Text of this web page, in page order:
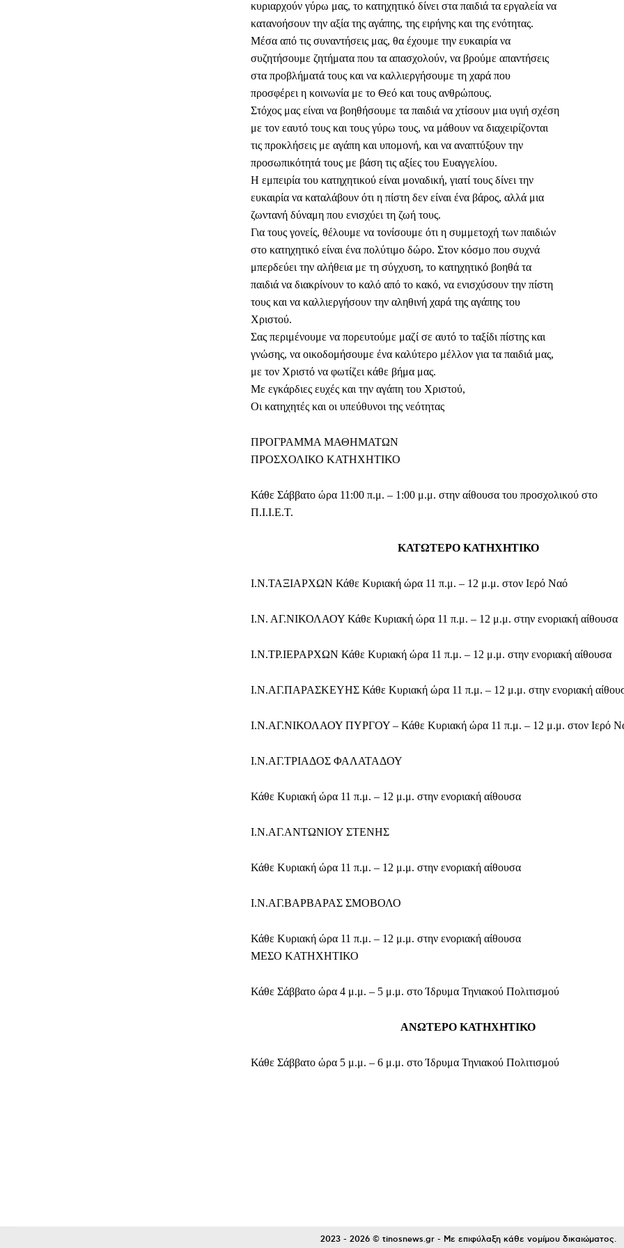
κυριαρχούν γύρω μας, το κατηχητικό δίνει στα παιδιά τα εργαλεία να
κατανοήσουν την αξία της αγάπης, της ειρήνης και της ενότητας.
Μέσα από τις συναντήσεις μας, θα έχουμε την ευκαιρία να
συζητήσουμε ζητήματα που τα απασχολούν, να βρούμε απαντήσεις
στα προβλήματά τους και να καλλιεργήσουμε τη χαρά που
προσφέρει η κοινωνία με το Θεό και τους ανθρώπους.
Στόχος μας είναι να βοηθήσουμε τα παιδιά να χτίσουν μια υγιή σχέση
με τον εαυτό τους και τους γύρω τους, να μάθουν να διαχειρίζονται
τις προκλήσεις με αγάπη και υπομονή, και να αναπτύξουν την
προσωπικότητά τους με βάση τις αξίες του Ευαγγελίου.
Η εμπειρία του κατηχητικού είναι μοναδική, γιατί τους δίνει την
ευκαιρία να καταλάβουν ότι η πίστη δεν είναι ένα βάρος, αλλά μια
ζωντανή δύναμη που ενισχύει τη ζωή τους.
Για τους γονείς, θέλουμε να τονίσουμε ότι η συμμετοχή των παιδιών
στο κατηχητικό είναι ένα πολύτιμο δώρο. Στον κόσμο που συχνά
μπερδεύει την αλήθεια με τη σύγχυση, το κατηχητικό βοηθά τα
παιδιά να διακρίνουν το καλό από το κακό, να ενισχύσουν την πίστη
τους και να καλλιεργήσουν την αληθινή χαρά της αγάπης του
Χριστού.
Σας περιμένουμε να πορευτούμε μαζί σε αυτό το ταξίδι πίστης και
γνώσης, να οικοδομήσουμε ένα καλύτερο μέλλον για τα παιδιά μας,
με τον Χριστό να φωτίζει κάθε βήμα μας.
Με εγκάρδιες ευχές και την αγάπη του Χριστού,
Οι κατηχητές και οι υπεύθυνοι της νεότητας
ΠΡΟΓΡΑΜΜΑ ΜΑΘΗΜΑΤΩΝ
ΠΡΟΣΧΟΛΙΚΟ ΚΑΤΗΧΗΤΙΚΟ
Κάθε Σάββατο ώρα 11:00 π.μ. – 1:00 μ.μ. στην αίθουσα του προσχολικού στο
Π.Ι.Ι.Ε.Τ.
ΚΑΤΩΤΕΡΟ ΚΑΤΗΧΗΤΙΚΟ
Ι.Ν.ΤΑΞΙΑΡΧΩΝ Κάθε Κυριακή ώρα 11 π.μ. – 12 μ.μ. στον Ιερό Ναό
Ι.Ν. ΑΓ.ΝΙΚΟΛΑΟΥ Κάθε Κυριακή ώρα 11 π.μ. – 12 μ.μ. στην ενοριακή αίθουσα
Ι.Ν.ΤΡ.ΙΕΡΑΡΧΩΝ Κάθε Κυριακή ώρα 11 π.μ. – 12 μ.μ. στην ενοριακή αίθουσα
Ι.Ν.ΑΓ.ΠΑΡΑΣΚΕΥΗΣ Κάθε Κυριακή ώρα 11 π.μ. – 12 μ.μ. στην ενοριακή
Ι.Ν.ΑΓ.ΝΙΚΟΛΑΟΥ ΠΥΡΓΟΥ – Κάθε Κυριακή ώρα 11 π.μ. – 12 μ.μ. στον Ιερό
Ι.Ν.ΑΓ.ΤΡΙΑΔΟΣ ΦΑΛΑΤΑΔΟΥ
Κάθε Κυριακή ώρα 11 π.μ. – 12 μ.μ. στην ενοριακή αίθουσα
Ι.Ν.ΑΓ.ΑΝΤΩΝΙΟΥ ΣΤΕΝΗΣ
Κάθε Κυριακή ώρα 11 π.μ. – 12 μ.μ. στην ενοριακή αίθουσα
Ι.Ν.ΑΓ.ΒΑΡΒΑΡΑΣ ΣΜΟΒΟΛΟ
Κάθε Κυριακή ώρα 11 π.μ. – 12 μ.μ. στην ενοριακή αίθουσα
ΜΕΣΟ ΚΑΤΗΧΗΤΙΚΟ
Κάθε Σάββατο ώρα 4 μ.μ. – 5 μ.μ. στο Ίδρυμα Τηνιακού Πολιτισμού
ΑΝΩΤΕΡΟ ΚΑΤΗΧΗΤΙΚΟ
Κάθε Σάββατο ώρα 5 μ.μ. – 6 μ.μ. στο Ίδρυμα Τηνιακού Πολιτισμού
2023 - 2026 © tinosnews.gr - Με επιφύλαξη κάθε νομίμου δικαιώματος.